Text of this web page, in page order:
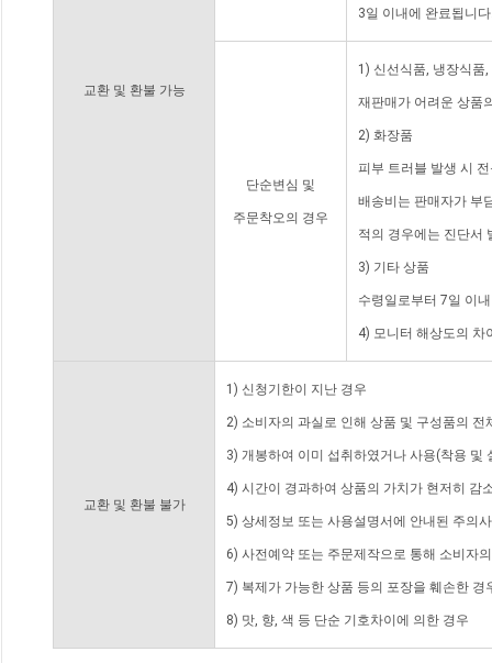
교환 및 환불 가능
3일 이내에 완료됩니
단순변심 및
주문착오의 경우
1) 신선식품, 냉장식품
재판매가 어려운 상품
2) 화장품
피부 트러블 발생 시
배송비는 판매자가 부
적의 경우에는 진단서
3) 기타 상품
수령일로부터 7일 이
4) 모니터 해상도의 차
교환 및 환불 불가
1) 신청기한이 지난 경우
2) 소비자의 과실로 인해 상품 및 구성품의
3) 개봉하여 이미 섭취하였거나 사용(착용 및
4) 시간이 경과하여 상품의 가치가 현저히 감
5) 상세정보 또는 사용설명서에 안내된 주의
6) 사전예약 또는 주문제작으로 통해 소비자
7) 복제가 가능한 상품 등의 포장을 훼손한 경
8) 맛, 향, 색 등 단순 기호차이에 의한 경우